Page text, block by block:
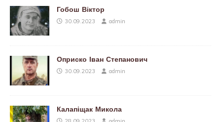
Гобош Віктор
30.09.2023 admin
Оприско Іван Степанович
30.09.2023 admin
Калапіщак Микола